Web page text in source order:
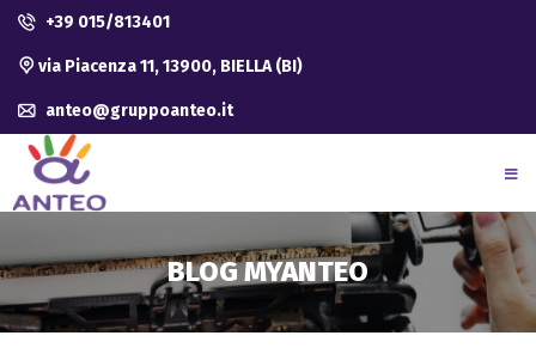
+39 015/813401
via Piacenza 11, 13900, BIELLA (BI)
anteo@gruppoanteo.it
BLOG MYANTEO